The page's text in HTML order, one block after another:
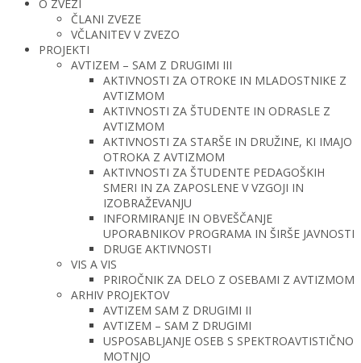
O ZVEZI
ČLANI ZVEZE
VČLANITEV V ZVEZO
PROJEKTI
AVTIZEM – SAM Z DRUGIMI III
AKTIVNOSTI ZA OTROKE IN MLADOSTNIKE Z
AVTIZMOM
AKTIVNOSTI ZA ŠTUDENTE IN ODRASLE Z
AVTIZMOM
AKTIVNOSTI ZA STARŠE IN DRUŽINE, KI IMAJO
OTROKA Z AVTIZMOM
AKTIVNOSTI ZA ŠTUDENTE PEDAGOŠKIH
SMERI IN ZA ZAPOSLENE V VZGOJI IN
IZOBRAŽEVANJU
INFORMIRANJE IN OBVEŠČANJE
UPORABNIKOV PROGRAMA IN ŠIRŠE JAVNOSTI
DRUGE AKTIVNOSTI
VIS A VIS
PRIROČNIK ZA DELO Z OSEBAMI Z AVTIZMOM
ARHIV PROJEKTOV
AVTIZEM SAM Z DRUGIMI II
AVTIZEM – SAM Z DRUGIMI
USPOSABLJANJE OSEB S SPEKTROAVTISTIČNO
MOTNJO